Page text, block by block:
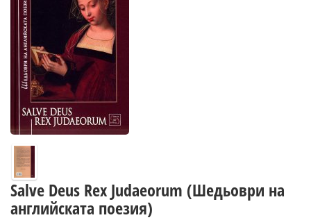
Salve Deus Rex Judaeorum (Шедьоври на
английската поезия)